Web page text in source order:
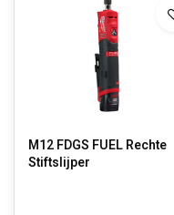
M12 FDGS FUEL Rechte
Stiftslijper